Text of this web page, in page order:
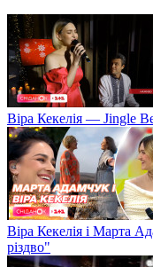
Віра Кекелія — Jingle
Віра Кекелія і Марта
різдво"